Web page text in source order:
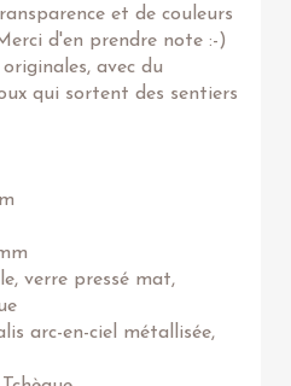
et de couleurs
d'en prendre note :-)
avec du
qui sortent des sentiers
verre pressé mat,
arc-en-ciel métallisée,